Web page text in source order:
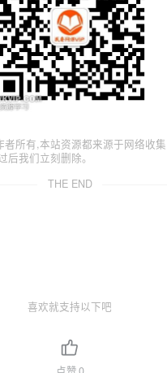
所有,本站资源都来源于网络收
我们立刻删除。
THE END
喜欢就支持以下吧